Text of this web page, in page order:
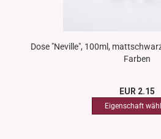
Dose "Neville", 100ml,
Farben
EUR 2.15